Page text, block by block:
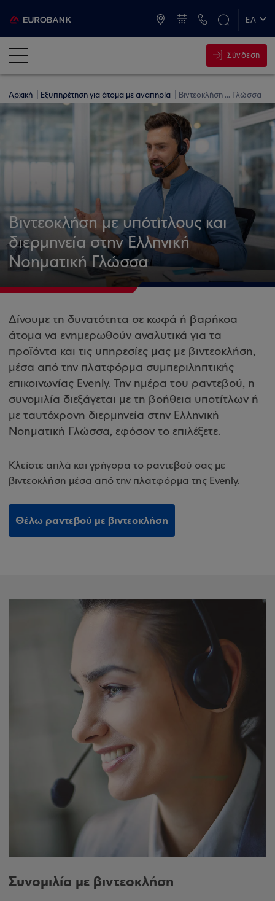
ΕΛ
Σύνδεση
Αρχική Εξυπηρέτηση για άτομα με αναπηρία Βιντεοκλήση ... Γλώσσα
Βιντεοκλήση με υπότιτλους και
διερμηνεία στην Ελληνική
Νοηματική Γλώσσα
Δίνουμε τη δυνατότητα σε κωφά ή βαρήκοα
άτομα να ενημερωθούν αναλυτικά για τα
προϊόντα και τις υπηρεσίες μας με βιντεοκλήση,
μέσα από την πλατφόρμα συμπεριληπτικής
επικοινωνίας Evenly. Την ημέρα του ραντεβού, η
συνομιλία διεξάγεται με τη βοήθεια υποτίτλων ή
με ταυτόχρονη διερμηνεία στην Ελληνική
Νοηματική Γλώσσα, εφόσον το επιλέξετε.
Κλείστε απλά και γρήγορα το ραντεβού σας με
βιντεοκλήση μέσα από την πλατφόρμα της Evenly.
Θέλω ραντεβού με βιντεοκλήση
Συνομιλία με βιντεοκλήση